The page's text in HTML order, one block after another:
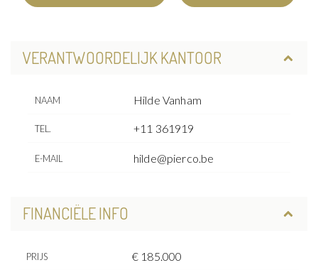
VERANTWOORDELIJK KANTOOR
NAAM Hilde Vanham
TEL. +11 361919
E-MAIL hilde@pierco.be
FINANCIËLE INFO
PRIJS € 185.000